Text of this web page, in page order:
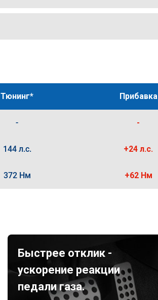
Тюнинг* Прибавка
- -
144 л.с. +24 л.с.
372 Нм +62 Нм
Быстрее отклик -
ускорение реакции
педали газа.